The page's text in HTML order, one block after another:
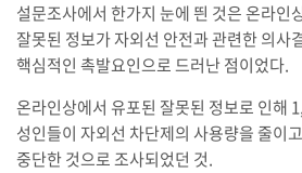
설문조사에서 한가지 눈에 띈 것은 온라인
잘못된 정보가 자외선 안전과 관련한 의사
핵심적인 촉발요인으로 드러난 점이었다.
온라인상에서 유포된 잘못된 정보로 인해
성인들이 자외선 차단제의 사용량을 줄이
중단한 것으로 조사되었던 것.